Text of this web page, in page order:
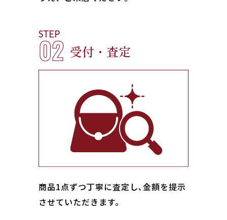
STEP
02 受付・査定
商品1点ずつ丁寧に査定し､金額を提示
させていただきます。